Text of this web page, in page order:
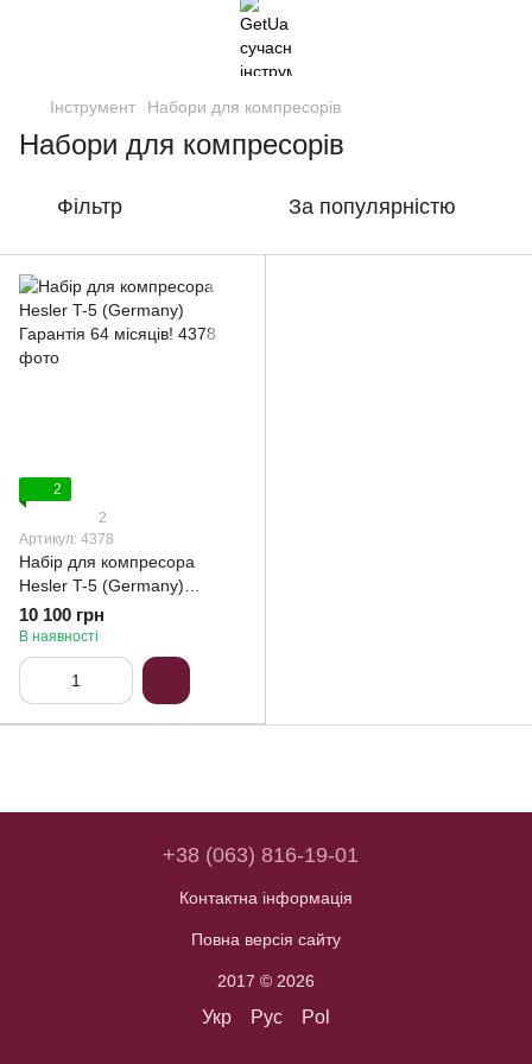
Інструмент Набори для компресорів
Набори для компресорів
Фільтр За популярністю
2
2
Артикул: 4378
Набір для компресора
Hesler T-5 (Germany)
Гарантія 64 місяців!
10 100 грн
В наявності
+38 (063) 816-19-01
Контактна інформація
Повна версія сайту
2017 © 2026
Укр Рус Pol